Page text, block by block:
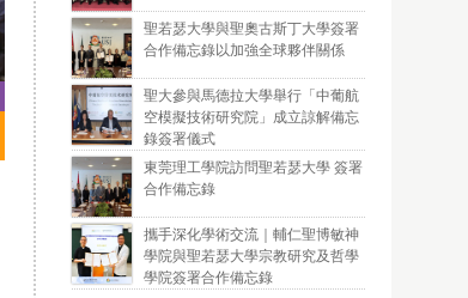
聖若瑟大學與聖奧古斯丁大學簽署
合作備忘錄以加強全球夥伴關係
聖大參與馬德拉大學舉行「中葡航
空模擬技術研究院」成立諒解備忘
錄簽署儀式
東莞理工學院訪問聖若瑟大學 簽署
合作備忘錄
攜手深化學術交流｜輔仁聖博敏神
學院與聖若瑟大學宗教研究及哲學
學院簽署合作備忘錄